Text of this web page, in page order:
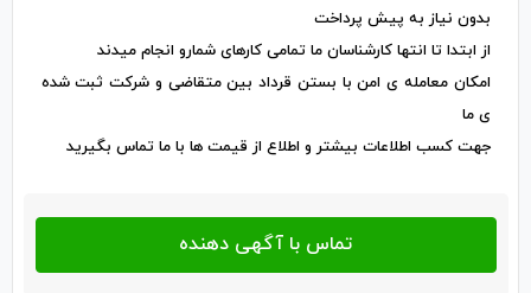
بدون نیاز به پیش پرداخت
از ابتدا تا انتها کارشناسان ما تمامی کارهای شمارو انجام میدند
امکان معامله ی امن با بستن قرداد بین متقاضی و شرکت ثبت شده
ی ما
جهت کسب اطلاعات بیشتر و اطلاع از قیمت ها با ما تماس بگیرید